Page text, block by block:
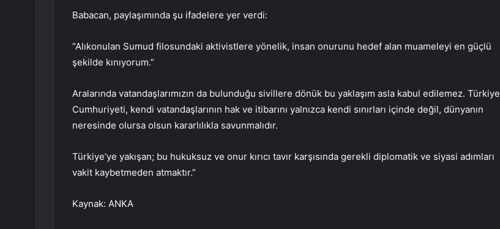
Babacan, paylaşımında şu ifadelere yer verdi:
“Alıkonulan Sumud filosundaki aktivistlere yönelik, insan onurunu hedef alan muameleyi en güçlü
şekilde kınıyorum.”
Aralarında vatandaşlarımızın da bulunduğu sivillere dönük bu yaklaşım asla kabul edilemez. Türkiye
Cumhuriyeti, kendi vatandaşlarının hak ve itibarını yalnızca kendi sınırları içinde değil, dünyanın
neresinde olursa olsun kararlılıkla savunmalıdır.
Türkiye’ye yakışan; bu hukuksuz ve onur kırıcı tavır karşısında gerekli diplomatik ve siyasi adımları
vakit kaybetmeden atmaktır.”
Kaynak: ANKA